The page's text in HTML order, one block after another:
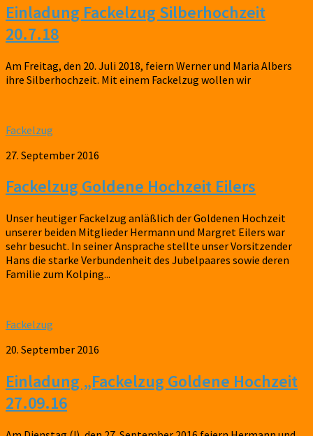
Einladung Fackelzug Silberhochzeit
20.7.18
Am Freitag, den 20. Juli 2018, feiern Werner und Maria Albers
ihre Silberhochzeit. Mit einem Fackelzug wollen wir
Fackelzug
27. September 2016
Fackelzug Goldene Hochzeit Eilers
Unser heutiger Fackelzug anläßlich der Goldenen Hochzeit
unserer beiden Mitglieder Hermann und Margret Eilers war
sehr besucht. In seiner Ansprache stellte unser Vorsitzender
Hans die starke Verbundenheit des Jubelpaares sowie deren
Familie zum Kolping...
Fackelzug
20. September 2016
Einladung „Fackelzug Goldene Hochzeit
27.09.16